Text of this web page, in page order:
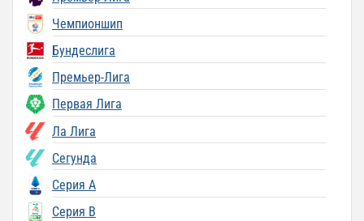
Чемпионшип
Бундеслига
Премьер-Лига
Первая Лига
Ла Лига
Сегунда
Серия A
Серия B